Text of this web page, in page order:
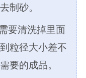
制砂。
要清洗掉里面
粒径大小差不
要的成品。